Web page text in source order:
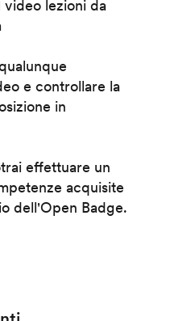
video lezioni da
e controllare la
in
effettuare un
acquisite
dell'Open Badge.